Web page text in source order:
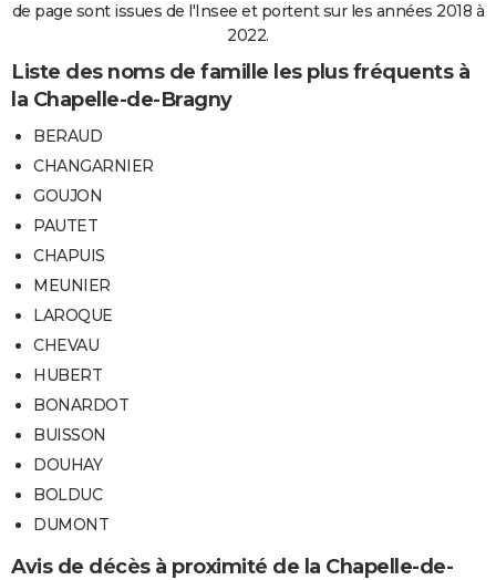
de page sont issues de l'Insee et portent sur les années 2018 à
2022.
Liste des noms de famille les plus fréquents à
la Chapelle-de-Bragny
BERAUD
CHANGARNIER
GOUJON
PAUTET
CHAPUIS
MEUNIER
LAROQUE
CHEVAU
HUBERT
BONARDOT
BUISSON
DOUHAY
BOLDUC
DUMONT
Avis de décès à proximité de la Chapelle-de-